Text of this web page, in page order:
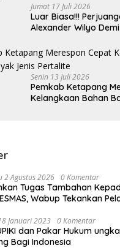
Jumat 17 Juli 2026
Luar Biasa!!!
Alexander Wilyo
Wilayahnya
Senin 13 Juli 2026
Pemkab Ketapang
Kelangkaan Bahan
2 Agustus 2026 0 Komentar
Tugas Tambahan Kepada Kepala
Wabup Tekankan
Januari 2023 0 Komentar
dan Pakar Hukum
Bagi Indonesia